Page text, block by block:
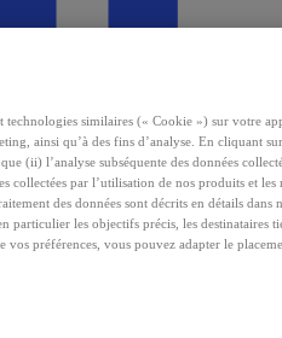
technologies similaires (« Cookie ») sur votre
ainsi qu’à des fins d’analyse. En cliquant sur
(ii) l’analyse subséquente des données
collectées par l’utilisation de nos produits et les
des données sont décrits en détails dans
en particulier les objectifs précis, les destinataires
préférences, vous pouvez adapter le